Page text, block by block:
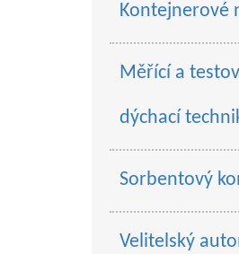
Kontejnerové
Měřící a
dýchací
Sorbentový
Velitelský